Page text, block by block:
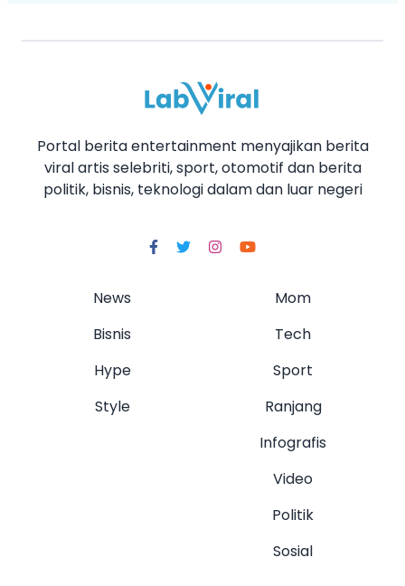
Portal berita entertainment menyajikan berita
viral artis selebriti, sport, otomotif dan berita
politik, bisnis, teknologi dalam dan luar negeri
News
Bisnis
Hype
Style
Mom
Tech
Sport
Ranjang
Infografis
Video
Politik
Sosial